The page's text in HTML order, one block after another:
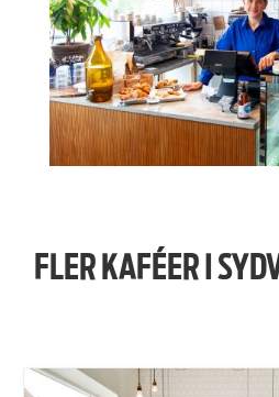
FLER KAFÉER I